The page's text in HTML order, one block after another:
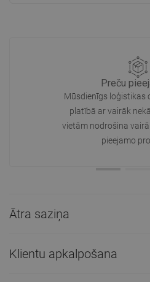
Preču
Mūsdienīgs loģistikas
platībā ar vairāk
vietām nodrošina
pieejamo
Ātra saziņa
Klientu apkalpošana